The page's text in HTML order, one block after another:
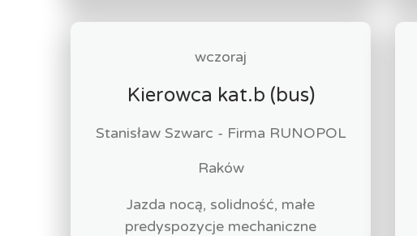
wczoraj
Kierowca kat.b (bus)
Stanisław Szwarc - Firma RUNOPOL
Raków
Jazda nocą, solidność, małe
predyspozycje mechaniczne